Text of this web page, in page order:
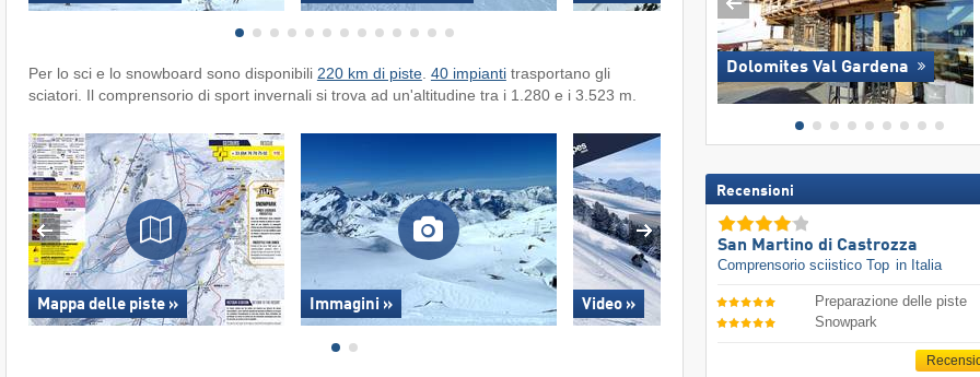
Per lo sci e lo snowboard sono disponibili 220 km di piste. 40 impiantitrasportano gli
sciatori. Il comprensorio di sport invernali si trova ad un'altitudine tra i 1.280 e i 3.523 m.
Mappa delle piste » Immagini » Video »
Dolomites Val Gardena
Recensioni
San Martino di Castrozza
Comprensorio sciistico Top in Italia
Preparazione delle piste
Snowpark